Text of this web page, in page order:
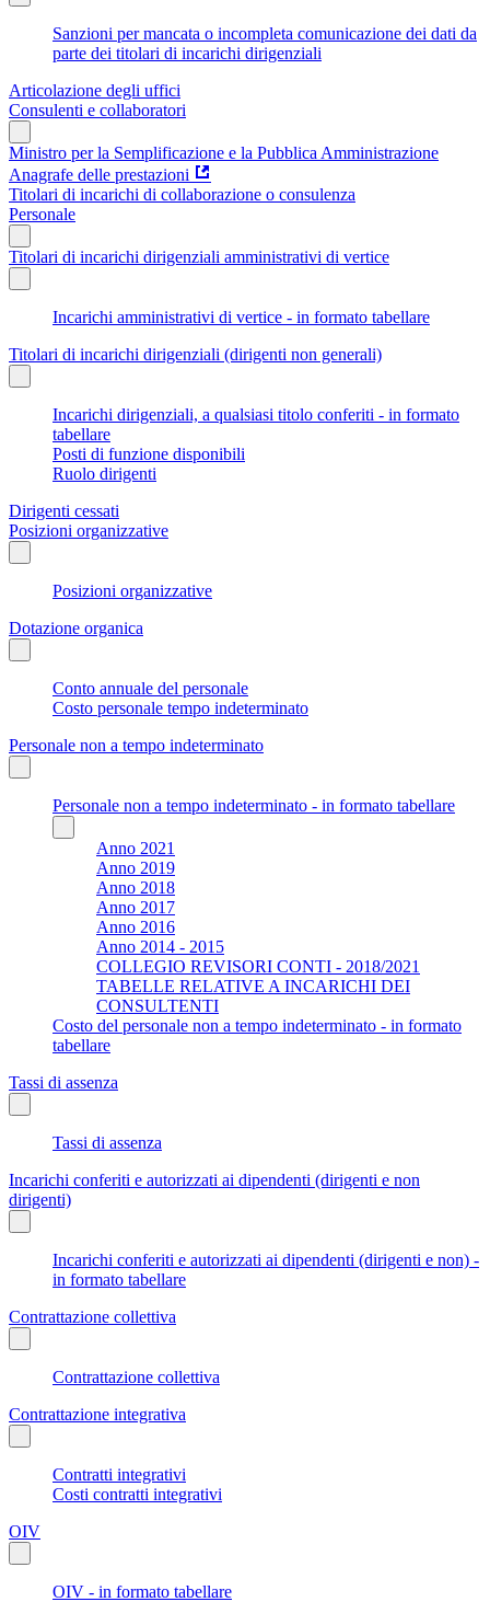
Sanzioni per mancata o incompleta comunicazione dei dati da
parte dei titolari di incarichi dirigenziali
Articolazione degli uffici
Consulenti e collaboratori
Ministro per la Semplificazione e la Pubblica Amministrazione
Anagrafe delle prestazioni
Titolari di incarichi di collaborazione o consulenza
Personale
Titolari di incarichi dirigenziali amministrativi di vertice
Incarichi amministrativi di vertice - in formato tabellare
Titolari di incarichi dirigenziali (dirigenti non generali)
Incarichi dirigenziali, a qualsiasi titolo conferiti - in formato
tabellare
Posti di funzione disponibili
Ruolo dirigenti
Dirigenti cessati
Posizioni organizzative
Posizioni organizzative
Dotazione organica
Conto annuale del personale
Costo personale tempo indeterminato
Personale non a tempo indeterminato
Personale non a tempo indeterminato - in formato tabellare
Anno 2021
Anno 2019
Anno 2018
Anno 2017
Anno 2016
Anno 2014 - 2015
COLLEGIO REVISORI CONTI - 2018/2021
TABELLE RELATIVE A INCARICHI DEI
CONSULTENTI
Costo del personale non a tempo indeterminato - in formato
tabellare
Tassi di assenza
Tassi di assenza
Incarichi conferiti e autorizzati ai dipendenti (dirigenti e non
dirigenti)
Incarichi conferiti e autorizzati ai dipendenti (dirigenti e non) -
in formato tabellare
Contrattazione collettiva
Contrattazione collettiva
Contrattazione integrativa
Contratti integrativi
Costi contratti integrativi
OIV
OIV - in formato tabellare